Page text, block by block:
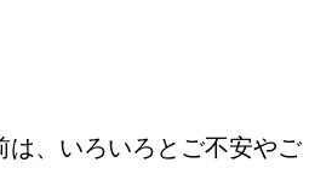
は、いろいろとご不安やご